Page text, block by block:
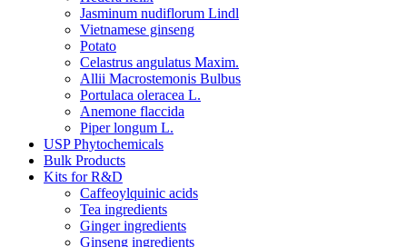
Jasminum nudiflorum Lindl
Vietnamese ginseng
Potato
Celastrus angulatus Maxim.
Allii Macrostemonis Bulbus
Portulaca oleracea L.
Anemone flaccida
Piper longum L.
USP Phytochemicals
Bulk Products
Kits for R&D
Caffeoylquinic acids
Tea ingredients
Ginger ingredients
Ginseng ingredients